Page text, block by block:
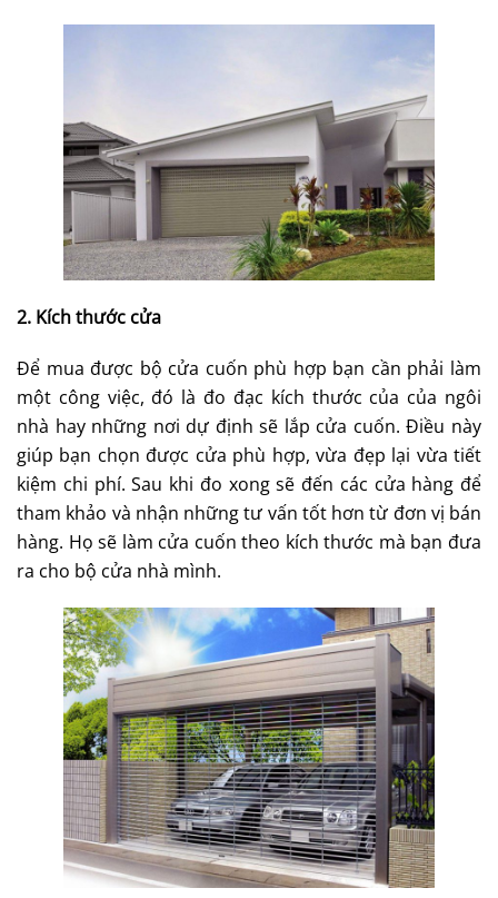
2. Kích thước cửa
Để mua được bộ cửa cuốn phù hợp bạn cần phải làm
một công việc, đó là đo đạc kích thước của của ngôi
nhà hay những nơi dự định sẽ lắp cửa cuốn. Điều này
giúp bạn chọn được cửa phù hợp, vừa đẹp lại vừa tiết
kiệm chi phí. Sau khi đo xong sẽ đến các cửa hàng để
tham khảo và nhận những tư vấn tốt hơn từ đơn vị bán
hàng. Họ sẽ làm cửa cuốn theo kích thước mà bạn đưa
ra cho bộ cửa nhà mình.